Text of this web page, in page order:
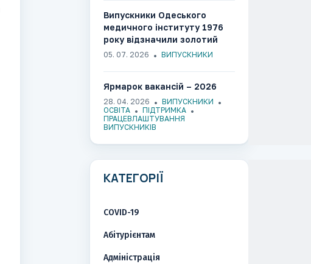
Випускники Одеського
медичного інституту 1976
року відзначили золотий
ювілей випуску
05. 07. 2026 ВИПУСКНИКИ
Ярмарок вакансій – 2026
28. 04. 2026
ВИПУСКНИКИ
ОСВІТА
ПІДТРИМКА
ПРАЦЕВЛАШТУВАННЯ
ВИПУСКНИКІВ
КАТЕГОРІЇ
COVID-19
Абітурієнтам
Адміністрація